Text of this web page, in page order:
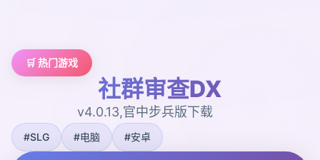
🛒 热门游戏
社群审查DX
v4.0.13,官中步兵版下载
#SLG #电脑 #安卓